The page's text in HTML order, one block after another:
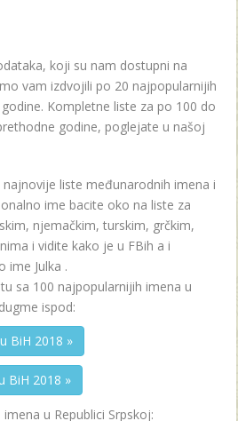
koji su nam dostupni na
vam izdvojili po 20 najpopularnijih
Kompletne liste za po 100 do
godine, poglejate u našoj
liste međunarodnih imena i
ime bacite oko na liste za
njemačkim, turskim, grčkim,
i vidite kako je u FBih a i
ime Julka .
sa 100 najpopularnijih imena u
ispod:
BiH 2018 »
BiH 2018 »
u Republici Srpskoj: